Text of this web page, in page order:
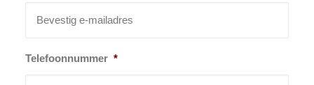
Telefoonnummer *